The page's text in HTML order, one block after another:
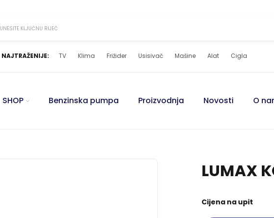
Keramičarski alati
UNESITE KLJUČNU RIJEČ
NAJTRAŽENIJE: TV Klima Frižider Usisivač Mašine Alat Cigla
Keramičarski alati
SHOP Benzinska pumpa Proizvodnja Novosti O
LUMAX
Cijena na upit